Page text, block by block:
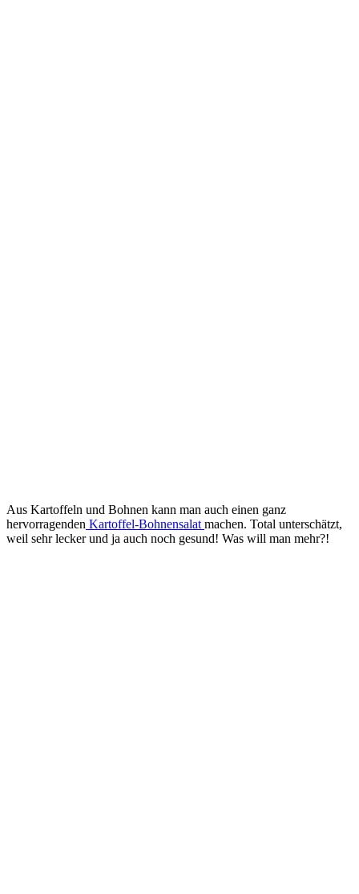
Aus Kartoffeln und Bohnen kann man auch einen ganz
hervorragenden Kartoffel-Bohnensalat machen. Total unterschätzt,
weil sehr lecker und ja auch noch gesund! Was will man mehr?!